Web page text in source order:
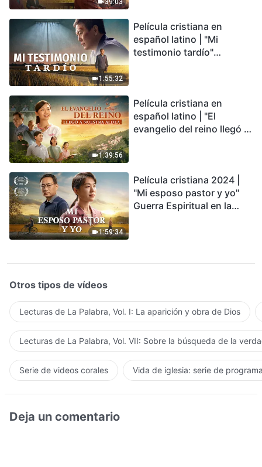
39:03
1:55:32
Película cristiana en
español latino | "Mi
testimonio tardío"
conmovedor
1:39:56
Película cristiana en
español latino | "El
evangelio del reino llegó a
1:59:34
Película cristiana 2024 |
"Mi esposo pastor y yo"
Guerra Espiritual en la
Otros tipos de vídeos
Lecturas de La Palabra, Vol. I: La aparición y obra de Dios
Lecturas de La Palabra, Vol. VII: Sobre la búsqueda de la
Serie de videos corales Vida de iglesia: serie de
Deja un comentario